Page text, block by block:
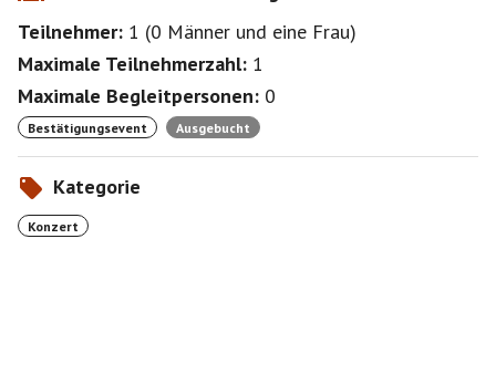
László Balogh, Gitarre
Jeno Lisztes, Zymbal
Kálmán Cséki Jr., Klavier
Teilnehmer: 1 (0 Männer und eine Frau)
Maximale Teilnehmerzahl: 1
Maximale Begleitpersonen: 0
Bestätigungsevent Ausgebucht
Kategorie
Konzert